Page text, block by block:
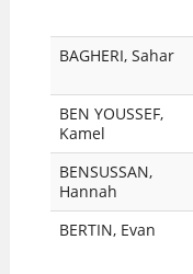
BAGHERI, Sahar
BEN YOUSSEF,
Kamel
BENSUSSAN,
Hannah
BERTIN, Evan